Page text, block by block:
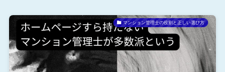
マンション管理士の役割と正しい選び方